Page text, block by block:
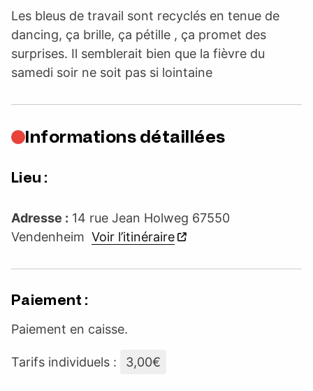
Les bleus de travail sont recyclés en tenue de
dancing, ça brille, ça pétille , ça promet des
surprises. Il semblerait bien que la fièvre du
samedi soir ne soit pas si lointaine
Informations détaillées
Lieu :
Adresse : 14 rue Jean Holweg 67550
Vendenheim Voir l’itinéraire
Paiement :
Paiement en caisse.
Tarifs individuels : 3,00€